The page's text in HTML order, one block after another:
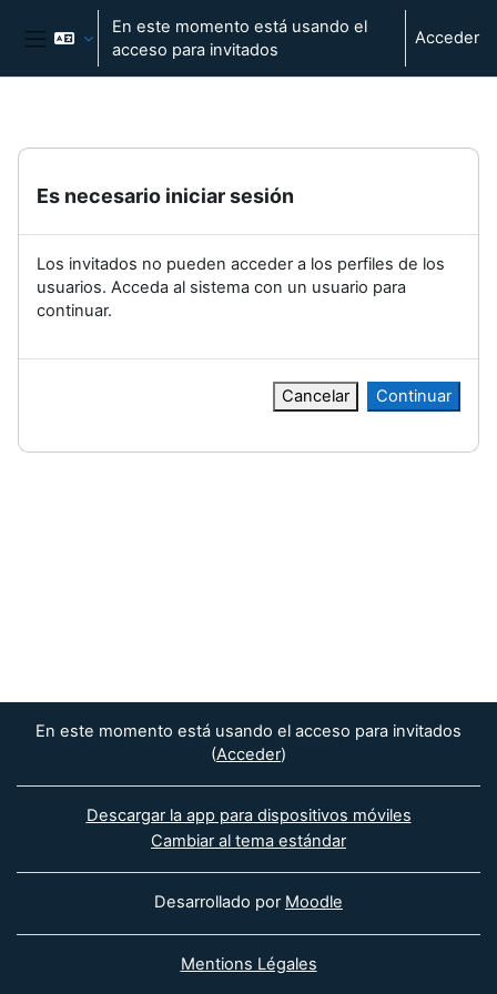
Salta al contenido principal
Panel lateral
En este momento está usando el
acceso para invitados
Acceder
Es necesario iniciar sesión
Los invitados no pueden acceder a los perfiles de los
usuarios. Acceda al sistema con un usuario para
continuar.
Cancelar Continuar
En este momento está usando el acceso para invitados
(Acceder)
Descargar la app para dispositivos móviles
Cambiar al tema estándar
Desarrollado por Moodle
Mentions Légales